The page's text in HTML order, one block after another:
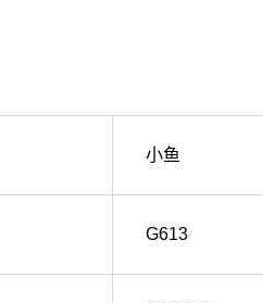
小鱼
G613